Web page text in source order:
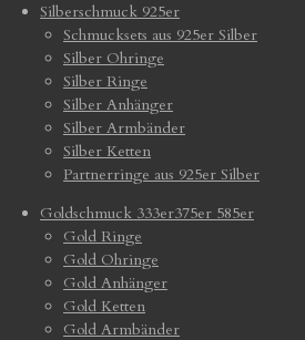
Silberschmuck 925er
Schmucksets aus 925er Silber
Silber Ohringe
Silber Ringe
Silber Anhänger
Silber Armbänder
Silber Ketten
Partnerringe aus 925er Silber
Goldschmuck 333er375er 585er
Gold Ringe
Gold Ohringe
Gold Anhänger
Gold Ketten
Gold Armbänder